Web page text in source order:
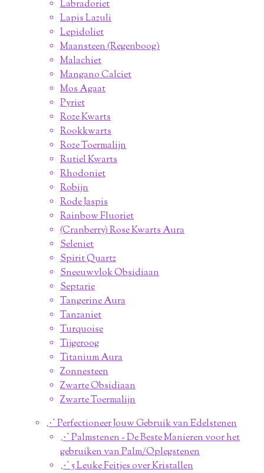
Labradoriet
Lapis Lazuli
Lepidoliet
Maansteen (Regenboog)
Malachiet
Mangano Calciet
Mos Agaat
Pyriet
Roze Kwarts
Rookkwarts
Roze Toermalijn
Rutiel Kwarts
Rhodoniet
Robijn
Rode Jaspis
Rainbow Fluoriet
(Cranberry) Rose Kwarts Aura
Seleniet
Spirit Quartz
Sneeuwvlok Obsidiaan
Septarie
Tangerine Aura
Tanzaniet
Turquoise
Tijgeroog
Titanium Aura
Zonnesteen
Zwarte Obsidiaan
Zwarte Toermalijn
⋰ Perfectioneer Jouw Gebruik van Edelstenen
⋰ Palmstenen - De Beste Manieren voor het
gebruiken van Palm/Oplegstenen
⋰ 5 Leuke Feitjes over Kristallen